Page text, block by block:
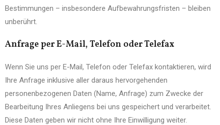
Bestimmungen – insbesondere Aufbewahrungsfristen – bleiben
unberührt.
Anfrage per E-Mail, Telefon oder Telefax
Wenn Sie uns per E-Mail, Telefon oder Telefax kontaktieren, wird
Ihre Anfrage inklusive aller daraus hervorgehenden
personenbezogenen Daten (Name, Anfrage) zum Zwecke der
Bearbeitung Ihres Anliegens bei uns gespeichert und verarbeitet.
Diese Daten geben wir nicht ohne Ihre Einwilligung weiter.